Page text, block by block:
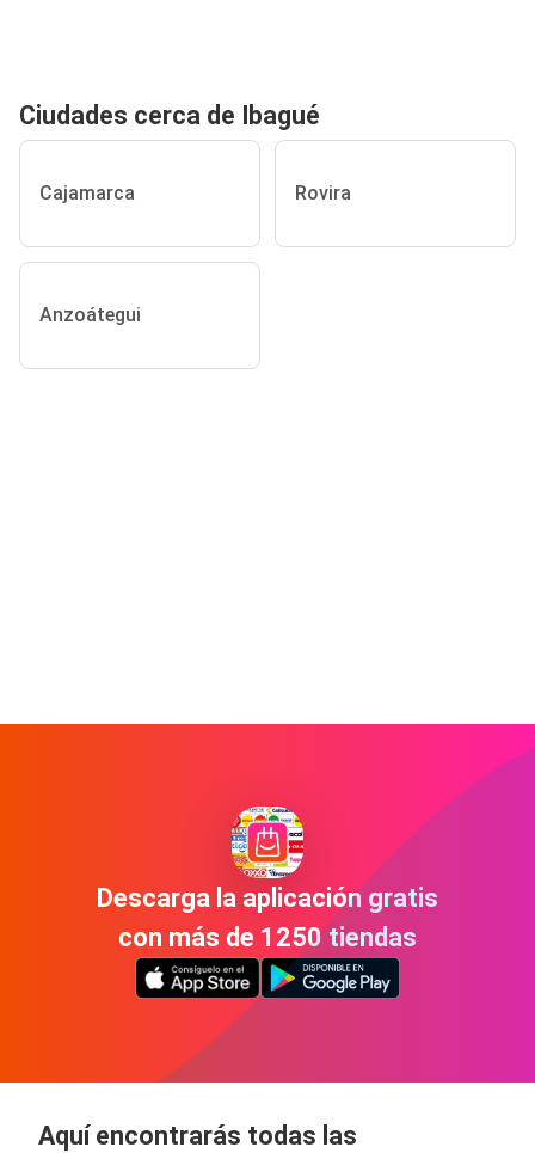
Ciudades cerca de Ibagué
Cajamarca Rovira
Anzoátegui
Descarga la aplicación gratis
con más de 1250 tiendas
Aquí encontrarás todas las